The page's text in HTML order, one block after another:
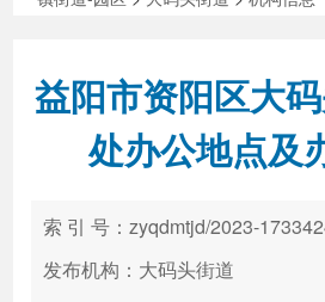
新闻中心
政务服务
益阳市资阳区大
处办公地点及
索 引 号：zyqdmtjd/2023-
发布机构：大码头街道